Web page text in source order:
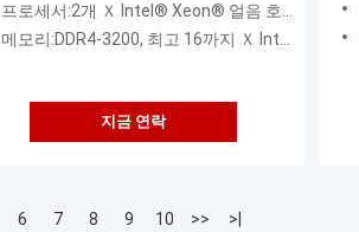
프로세서:2개 Ｘ Intel® Xeon® 얼음 호수 기준화할 수 있는 프로세서
메모리:DDR4-3200, 최고 16까지 Ｘ Intel® 옵트아네텀 피메텀에 달하는, 32개 Ｘ 메모리 슬롯
지금 연락
6 7 8 9 10 >> >|